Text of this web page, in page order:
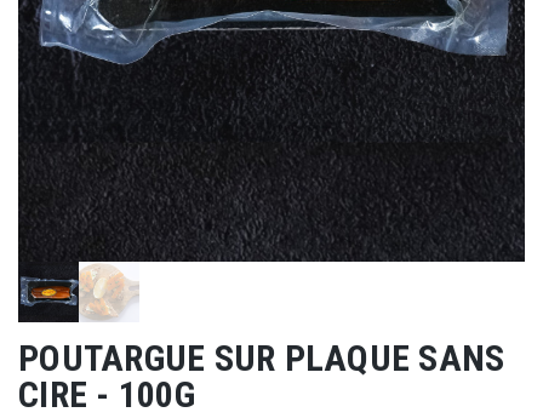
POUTARGUE SUR PLAQUE SANS
CIRE - 100G